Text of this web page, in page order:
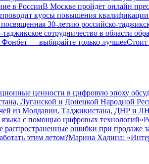
в РоссииВ Москве пройдет онлайн
курсы повышения квалификации
посвященная 30-летию российско-
сотрудничество в области
— выбирайте только лучшееСтоит
ценности в цифровую эпоху
Луганской и Донецкой Народной
из Молдавии, Таджикистана, ДНР и
языка с помощью цифровых технологий»
распространенные ошибки при продаже
этим летом?Марина Хадина: